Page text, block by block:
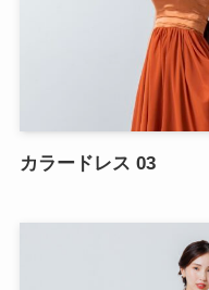
カラードレス 03